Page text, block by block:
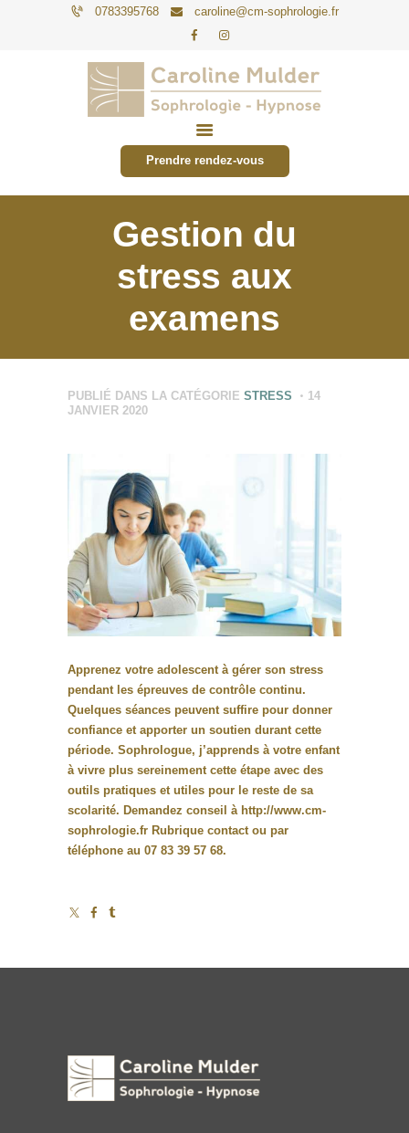
0783395768 caroline@cm-sophrologie.fr
Prendre rendez-vous
Gestion du
stress aux
examens
PARTICULIERS
ENTREPRISES
TARIFS
ACTUALITÉS
CONTACT
PUBLIÉ DANS LA CATÉGORIE STRESS
14
JANVIER 2020
Apprenez votre adolescent à gérer son stress
pendant les épreuves de contrôle continu.
Quelques séances peuvent suffire pour donner
confiance et apporter un soutien durant cette
période. Sophrologue, j’apprends à votre enfant
à vivre plus sereinement cette étape avec des
outils pratiques et utiles pour le reste de sa
scolarité. Demandez conseil à http://www.cm-
sophrologie.fr Rubrique contact ou par
téléphone au 07 83 39 57 68.